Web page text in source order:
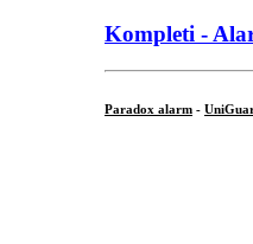
Kompleti -
Paradox alarm -